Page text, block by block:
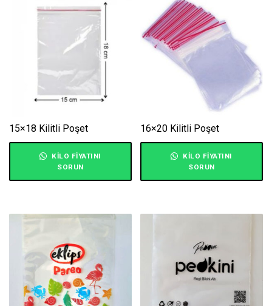
15×18 Kilitli Poşet
KILO FIYATINI
SORUN
16×20 Kilitli Poşet
KILO FIYATINI
SORUN